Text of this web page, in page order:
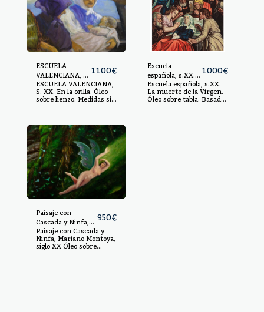
ESCUELA
VALENCIANA, S.
XX.
1100€
ESCUELA VALENCIANA,
S. XX. En la orilla. Óleo
sobre lienzo. Medidas sin
x 165 cm.
Escuela
española, s.XX.
La muerte de la
Virgen.
1000€
Escuela española, s.XX.
La muerte de la Virgen.
Óleo sobre tabla. Basado
Paisaje con
Cascada y Ninfa,
Mariano Montoya,
siglo XX
950€
Paisaje con Cascada y
Ninfa, Mariano Montoya,
siglo XX Óleo sobre
lienzo, medidas: 92 x 66